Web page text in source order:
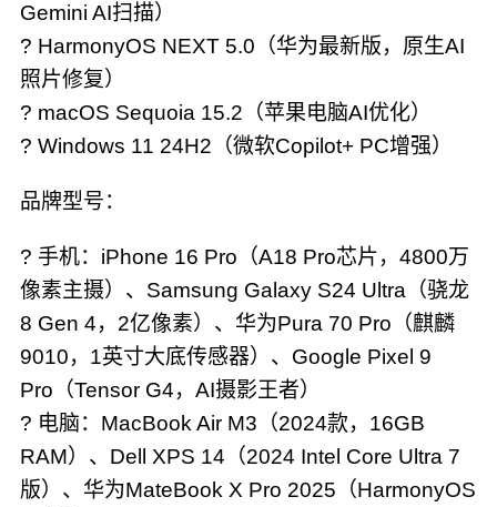
Gemini AI扫描）
? HarmonyOS NEXT 5.0（华为最新版，原生AI
照片修复）
? macOS Sequoia 15.2（苹果电脑AI优化）
? Windows 11 24H2（微软Copilot+ PC增强）
品牌型号：
? 手机：iPhone 16 Pro（A18 Pro芯片，4800万
像素主摄）、Samsung Galaxy S24 Ultra（骁龙
8 Gen 4，2亿像素）、华为Pura 70 Pro（麒麟
9010，1英寸大底传感器）、Google Pixel 9
Pro（Tensor G4，AI摄影王者）
? 电脑：MacBook Air M3（2024款，16GB
RAM）、Dell XPS 14（2024 Intel Core Ultra 7
版）、华为MateBook X Pro 2025（HarmonyOS